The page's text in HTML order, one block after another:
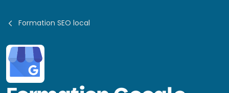
Formation SEO local